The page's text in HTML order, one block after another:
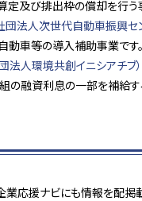
及び排出枠の償却を行う
法人次世代自動車振興セ
動車等の導入補助事業です。
人環境共創イニシアチブ）
の融資利息の一部を補給す
応援ナビにも情報を配掲載